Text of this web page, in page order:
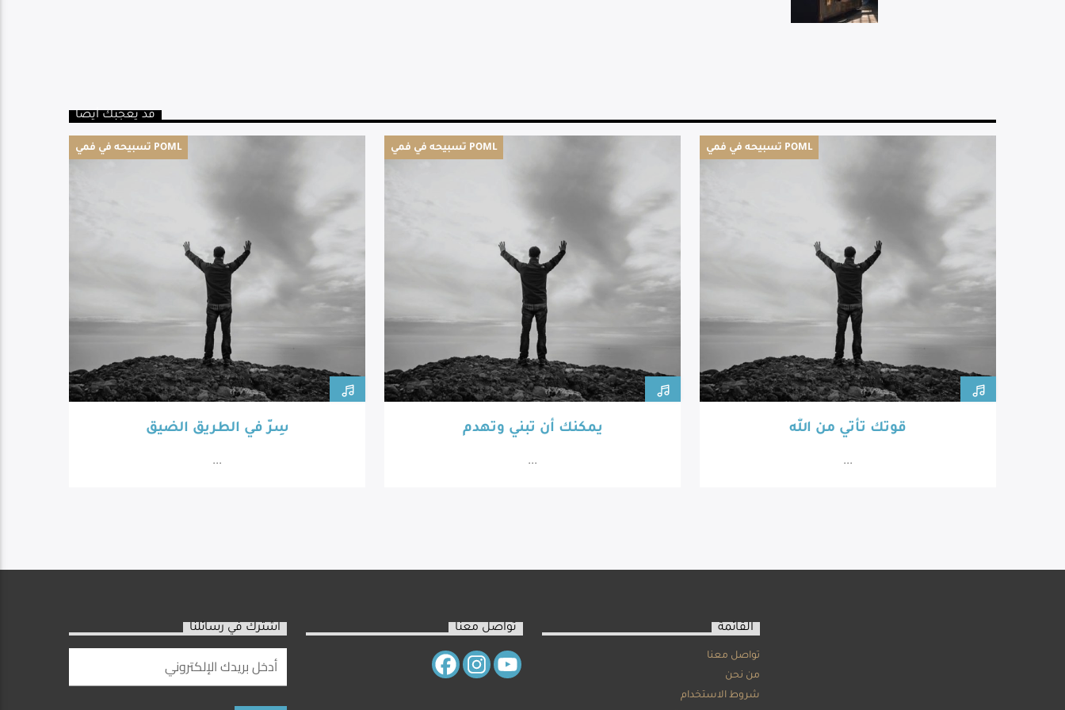
قد يعجبك أيضا
تسبيحه في فمي POML
سِرّ في الطريق الضيق
...
تسبيحه في فمي POML
يمكنك أن تبني وتهدم
...
تسبيحه في فمي POML
قوتك تأتي من الله
...
اشترك في رسائلنا تواصل معنا القائمة
تواصل معنا
من نحن
شروط الاستخدام